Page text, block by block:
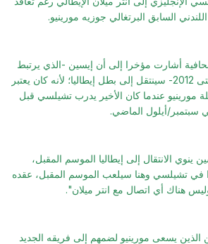
السابق البرتغالي جوزيه مورينيو.
أشارت مؤخرا إلى أن إيسين -الذي يرتبط
مع تشيلسي بعقد يمتد حتى 2012- سينتقل إلى بطل إيطاليا؛ لأنه كان يعتبر
مورينيو عندما كان الأخير يدرب تشيلسي قبل
أيلول الماضي.
ينوي الانتقال إلى إيطاليا الموسم المقبل،
تشيلسي وهنا سيلعب الموسم المقبل، عقده
الذين يسعى مورينيو لضمهم إلى فريقه الجديد